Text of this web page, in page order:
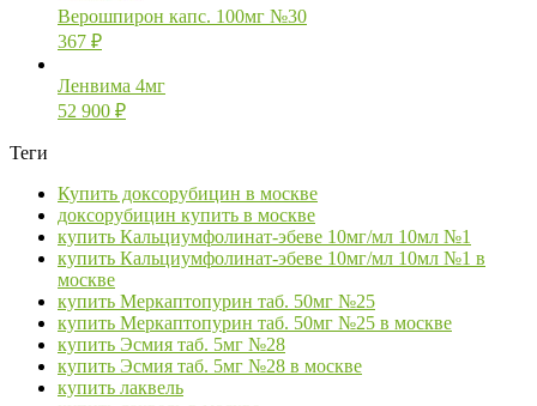
Верошпирон капс. 100мг №30
367 ₽
Ленвима 4мг
52 900 ₽
Теги
Купить доксорубицин в москве
доксорубицин купить в москве
купить Кальциумфолинат-эбеве 10мг/мл 10мл №1
купить Кальциумфолинат-эбеве 10мг/мл 10мл №1 в
москве
купить Меркаптопурин таб. 50мг №25
купить Меркаптопурин таб. 50мг №25 в москве
купить Эсмия таб. 5мг №28
купить Эсмия таб. 5мг №28 в москве
купить лаквель